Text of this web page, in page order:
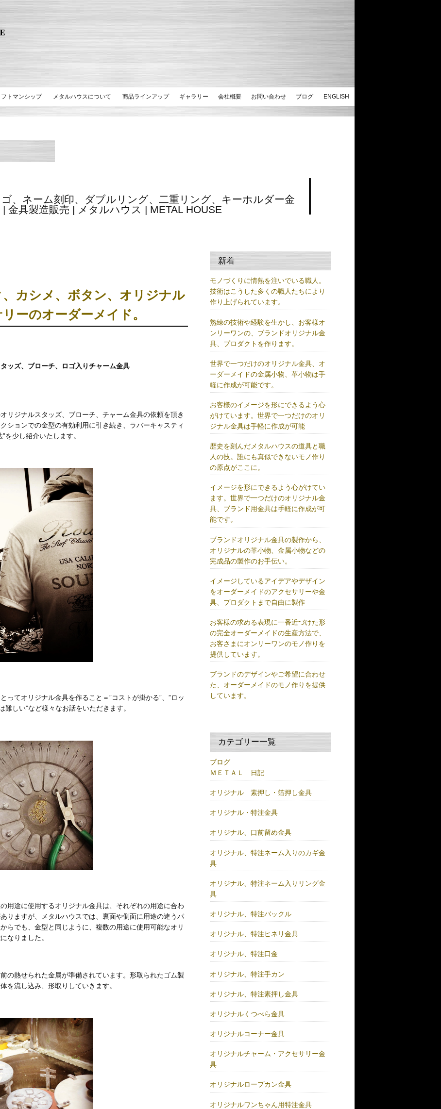
フトマンシップ メタルハウスについて 商品ラインアップ ギャラリー 会社概要 お問い合わせ ブログ ENGLISH
、ネーム刻印、ダブルリング、二重リング、キーホルダー金
金具製造販売 | メタルハウス | METAL HOUSE
カシメ、ボタン、オリジナル
ーのオーダーメイド。
ッズ、ブローチ、ロゴ入りチャーム金具
リジナルスタッズ、ブローチ、チャーム金具の依頼を頂き
ションでの金型の有効利用に引き続き、ラバーキャスティ
を少し紹介いたします。
ってオリジナル金具を作ること＝”コストが掛かる”、”ロッ
難しい”など様々なお話をいただきます。
用途に使用するオリジナル金具は、それぞれの用途に合わ
りますが、メタルハウスでは、裏面や側面に用途の違うパ
らでも、金型と同じように、複数の用途に使用可能なオリ
なりました。
の熱せられた金属が準備されています。形取られたゴム製
を流し込み、形取りしていきます。
新着
モノづくりに情熱を注いでいる職人。
技術はこうした多くの職人たちにより
作り上げられています。
熟練の技術や経験を生かし、お客様オ
ンリーワンの、ブランドオリジナル金
具、プロダクトを作ります。
世界で一つだけのオリジナル金具、オ
ーダーメイドの金属小物、革小物は手
軽に作成が可能です。
お客様のイメージを形にできるよう心
がけています。世界で一つだけのオリ
ジナル金具は手軽に作成が可能
歴史を刻んだメタルハウスの道具と職
人の技。誰にも真似できないモノ作り
の原点がここに。
イメージを形にできるよう心がけてい
ます。世界で一つだけのオリジナル金
具、ブランド用金具は手軽に作成が可
能です。
ブランドオリジナル金具の製作から、
オリジナルの革小物、金属小物などの
完成品の製作のお手伝い。
イメージしているアイデアやデザイン
をオーダーメイドのアクセサリーや金
具、プロダクトまで自由に製作
お客様の求める表現に一番近づけた形
の完全オーダーメイドの生産方法で、
お客さまにオンリーワンのモノ作りを
提供しています。
ブランドのデザインやご希望に合わせ
た、オーダーメイドのモノ作りを提供
しています。
カテゴリー一覧
ブログ
ＭＥＴＡＬ 日記
オリジナル 素押し・箔押し金具
オリジナル・特注金具
オリジナル、口前留め金具
オリジナル、特注ネーム入りのカギ金
具
オリジナル、特注ネーム入りリング金
具
オリジナル、特注バックル
オリジナル、特注ヒネリ金具
オリジナル、特注口金
オリジナル、特注手カン
オリジナル、特注素押し金具
オリジナルくつべら金具
オリジナルコーナー金具
オリジナルチャーム・アクセサリー金
具
オリジナルロープカン金具
オリジナルワンちゃん用特注金具